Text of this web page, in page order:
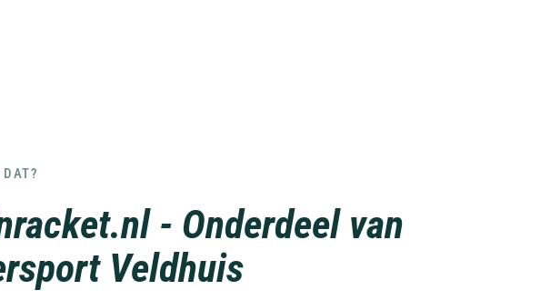
- Onderdeel van
Veldhuis